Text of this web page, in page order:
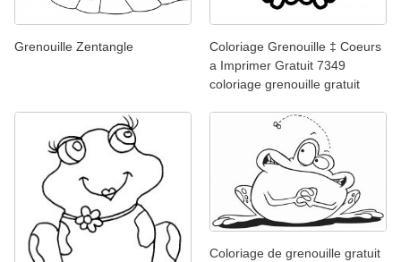
Grenouille Zentangle
Coloriage Grenouille ‡ Coeurs
a Imprimer Gratuit 7349
coloriage grenouille gratuit
Coloriage de grenouille gratuit